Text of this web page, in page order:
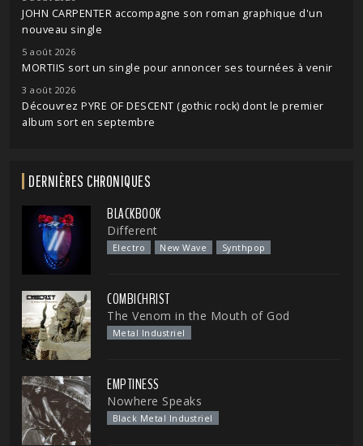
JOHN CARPENTER accompagne son roman graphique d'un
nouveau single
5 août 2026
MORTIIS sort un single pour annoncer ses tournées à venir
3 août 2026
Découvrez PYRE OF DESCENT (gothic rock) dont le premier
album sort en septembre
DERNIÈRES CHRONIQUES
BLACKBOOK
Different
Electro New Wave Synthpop
COMBICHRIST
The Venom in the Mouth of God
Metal Industriel
EMPTINESS
Nowhere Speaks
Black Metal Industriel